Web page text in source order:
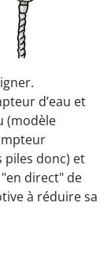
d’eau et
(modèle
piles donc) et
direct" de
à réduire sa